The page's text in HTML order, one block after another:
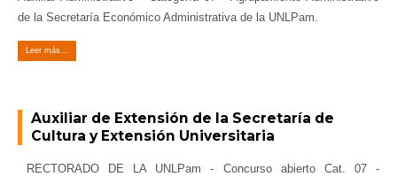
de la Secretaría Económico Administrativa de la UNLPam.
Leer más...
Auxiliar de Extensión de la Secretaría de
Cultura y Extensión Universitaria
RECTORADO DE LA UNLPam - Concurso abierto Cat. 07 -